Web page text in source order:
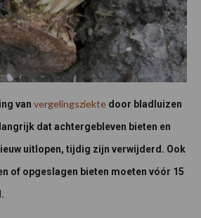
van vergelingsziekte door bladluizen
dat achtergebleven bieten en
uitlopen, tijdig zijn verwijderd. Ook
of opgeslagen bieten moeten vóór 15